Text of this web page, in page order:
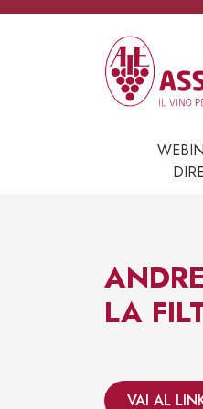
Vai al contenuto
Navigazione principale
LA
VAI AL